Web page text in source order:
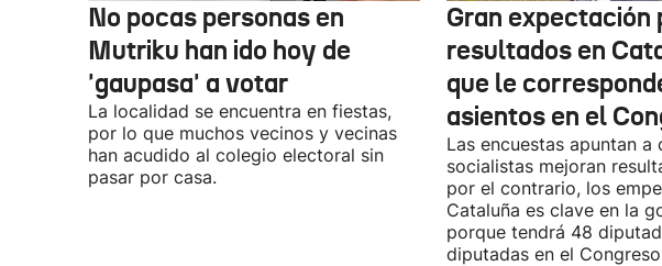
No pocas personas en
Mutriku han ido hoy de
'gaupasa' a votar
La localidad se encuentra en fiestas,
por lo que muchos vecinos y vecinas
han acudido al colegio electoral sin
pasar por casa.
Gran expectación
resultados en
que le
asientos en el
Las encuestas apuntan a
socialistas mejoran
por el contrario, los
Cataluña es clave en la
porque tendrá 48
diputadas en el